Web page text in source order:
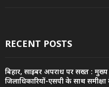
RECENT POSTS
बिहार, साइबर अपराध पर सख्त :
जिलाधिकारियों-एसपी के साथ